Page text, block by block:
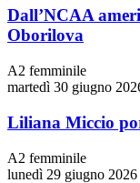
Dall’NCAA
Oborilova
A2 femminile
martedì 30 giugno
Liliana Miccio
A2 femminile
lunedì 29 giugno 2026